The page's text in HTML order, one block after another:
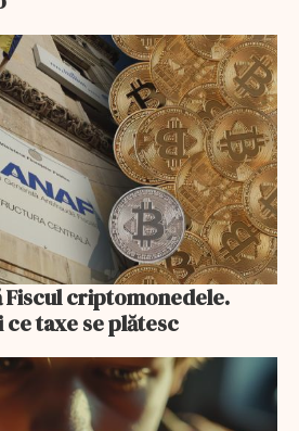
Fiscul criptomonedele.
ce taxe se plătesc